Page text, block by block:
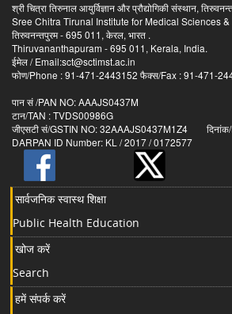
श्री चित्रा तिरुनाल आयुर्विज्ञान और प्रौद्योगिकी संस्थान,
Sree Chitra Tirunal Institute for Medical Sciences
तिरुवनन्तपुरम - 695 011, केरल, भारत .
Thiruvananthapuram - 695 011, Kerala, India.
ईमेल / Email:sct@sctimst.ac.in
फोण/Phone : 91-471-2443152 फैक्स/Fax : 91-471-
पान सं /PAN NO: AAAJS0437M
टान/TAN : TVDS00986G
जीएसटी सं/GSTIN NO: 32AAAJS0437M1Z4
DARPAN ID Number: KL / 2017 / 0172577
सार्वजनिक स्वास्थ शिक्षा
Public Health Education
खोज करें
Search
हमें संपर्क करें